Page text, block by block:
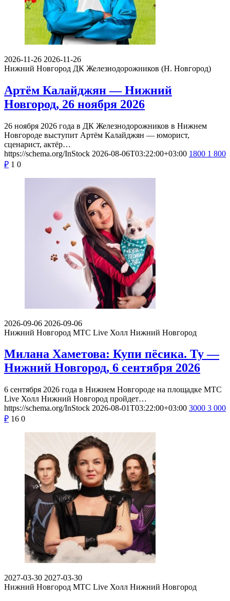
2026-11-26 2026-11-26
Нижний Новгород ДК Железнодорожников (Н. Новгород)
Артём Калайджян — Нижний
Новгород, 26 ноября 2026
26 ноября 2026 года в ДК Железнодорожников в Нижнем
Новгороде выступит Артём Калайджян — юморист,
сценарист, актёр…
https://schema.org/InStock 2026-08-06T03:22:00+03:00 1800 1 800
₽ 1 0
2026-09-06 2026-09-06
Нижний Новгород МТС Live Холл Нижний Новгород
Милана Хаметова: Купи пёсика. Ту —
Нижний Новгород, 6 сентября 2026
6 сентября 2026 года в Нижнем Новгороде на площадке МТС
Live Холл Нижний Новгород пройдет…
https://schema.org/InStock 2026-08-01T03:22:00+03:00 3000 3 000
₽ 16 0
2027-03-30 2027-03-30
Нижний Новгород МТС Live Холл Нижний Новгород